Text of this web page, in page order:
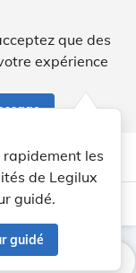
que des
expérience
les
de Legilux
guidé.
guidé
light_mode dark_mode